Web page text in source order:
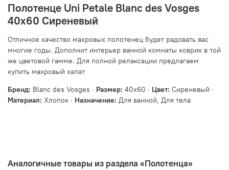
Полотенце Uni Petale Blanc des Vosges
40x60 Сиреневый
Отличное качество махровых полотенец будет радовать вас
многие годы. Дополнит интерьер ванной комнаты коврик в той
же цветовой гамме. Для полной релаксации предлагаем
купить махровый халат
Бренд: Blanc des Vosges · Размер: 40x60 · Цвет: Сиреневый ·
Материал: Хлопок · Назначение: Для ванной, Для тела
Аналогичные товары из раздела «Полотенца»